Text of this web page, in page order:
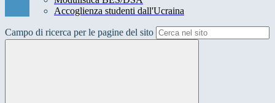
Accoglienza studenti dall'Ucraina
Campo di ricerca per le pagine del sito